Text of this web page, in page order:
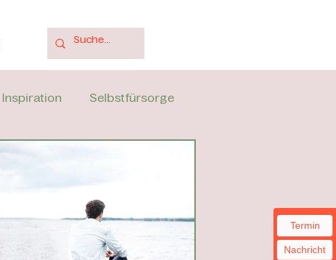
Termin
Nachricht
Inspiration Selbstfürsorge